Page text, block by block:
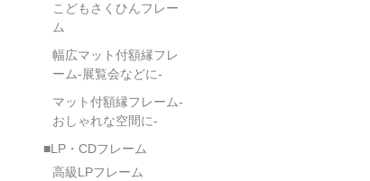
こどもさくひんフレー
ム
幅広マット付額縁フレ
ーム-展覧会などに-
マット付額縁フレーム-
おしゃれな空間に-
■LP・CDフレーム
高級LPフレーム